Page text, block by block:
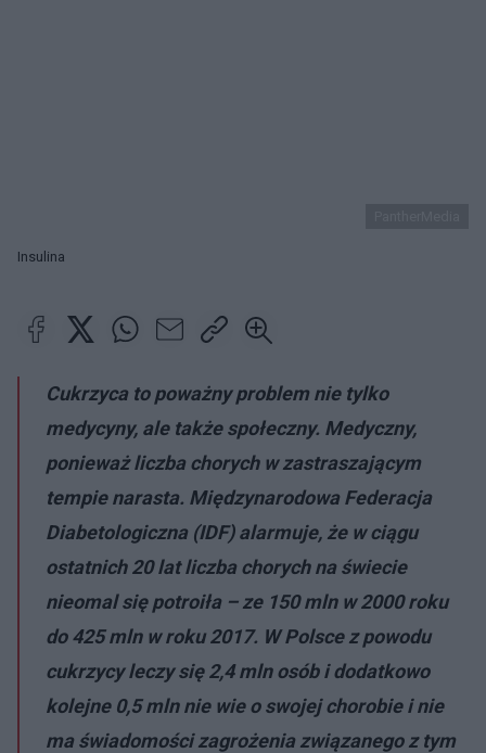
Insulina
Cukrzyca to poważny problem nie tylko
medycyny, ale także społeczny. Medyczny,
ponieważ liczba chorych w zastraszającym
tempie narasta. Międzynarodowa Federacja
Diabetologiczna (IDF) alarmuje, że w ciągu
ostatnich 20 lat liczba chorych na świecie
nieomal się potroiła – ze 150 mln w 2000 roku
do 425 mln w roku 2017. W Polsce z powodu
cukrzycy leczy się 2,4 mln osób i dodatkowo
kolejne 0,5 mln nie wie o swojej chorobie i nie
ma świadomości zagrożenia związanego z tym